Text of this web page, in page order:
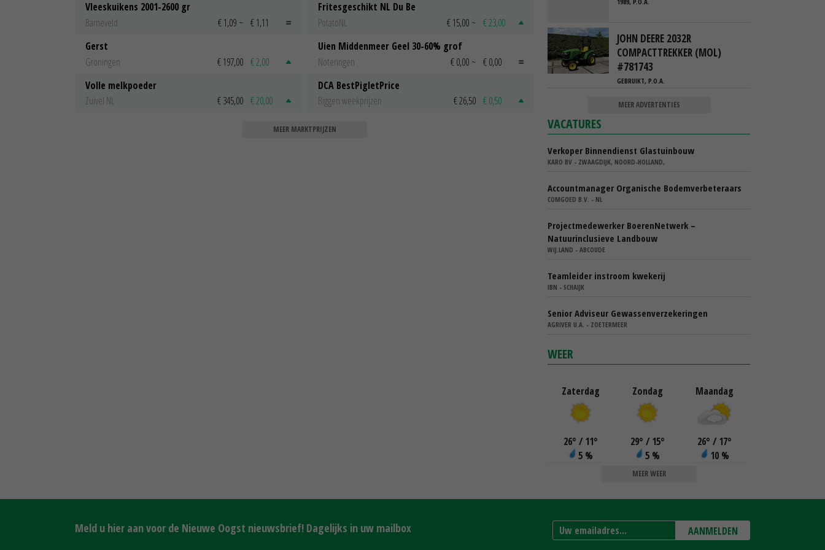
Vleeskuikens 2001-2600 gr
Barneveld
€ 1,09 ~ € 1,11
Gerst
Groningen
€ 197,00 € 2,00
Volle melkpoeder
Zuivel NL
€ 345,00 € 20,00
Fritesgeschikt NL Du Be
PotatoNL
€ 15,00 ~ € 23,00
Uien Middenmeer Geel 30-60% grof
Noteringen
€ 0,00 ~ € 0,00
DCA BestPigletPrice
Biggen weekprijzen
€ 26,50 € 0,50
MEER MARKTPRIJZEN
JOHN DEERE 2032R
COMPACTTREKKER (MOL)
#781743
GEBRUIKT, P.O.A.
MEER ADVERTENTIES
VACATURES
Verkoper Binnendienst Glastuinbouw
KARO BV - ZWAAGDIJK, NOORD-HOLLAND,
Accountmanager Organische Bodemverbeteraars
COMGOED B.V. - NL
Projectmedewerker BoerenNetwerk –
Natuurinclusieve Landbouw
WIJ.LAND - ABCOUDE
Teamleider instroom kwekerij
IBN - SCHAIJK
Senior Adviseur Gewassenverzekeringen
AGRIVER U.A. - ZOETERMEER
WEER
Zaterdag
26° / 11°
5 %
Zondag
29° / 15°
5 %
Maandag
26° / 17°
10 %
MEER WEER
Meld u hier aan voor de Nieuwe Oogst nieuwsbrief! Dagelijks in uw mailbox AANMELDEN